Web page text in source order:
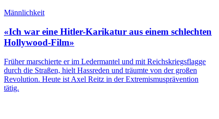
Männlichkeit
«Ich war eine Hitler-Karikatur aus einem schlechten
Hollywood-Film»
Früher marschierte er im Ledermantel und mit Reichskriegsflagge
durch die Straßen, hielt Hassreden und träumte von der großen
Revolution. Heute ist Axel Reitz in der Extremismusprävention
tätig.